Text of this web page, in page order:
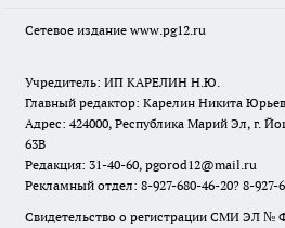
Сетевое издание www.pg12.ru
Учредитель: ИП КАРЕЛИН Н.Ю.
Главный редактор: Карелин Никита
Адрес: 424000, Республика Марий Эл, г.
63В
Редакция: 31-40-60, pgorod12@mail.ru
Рекламный отдел: 8-927-680-46-20? 8-927-
Свидетельство о регистрации СМИ ЭЛ №